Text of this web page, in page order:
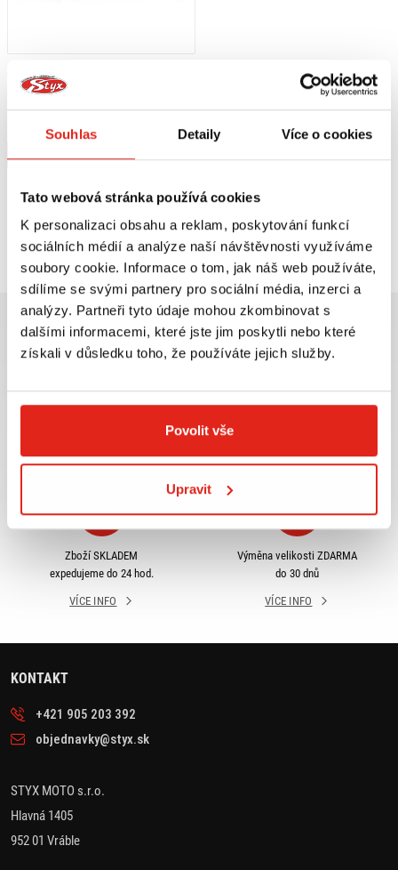
Souhlas Detaily Více o cookies
Tato webová stránka používá cookies
K personalizaci obsahu a reklam, poskytování funkcí
sociálních médií a analýze naší návštěvnosti využíváme
soubory cookie. Informace o tom, jak náš web používáte,
sdílíme se svými partnery pro sociální média, inzerci a
analýzy. Partneři tyto údaje mohou zkombinovat s
dalšími informacemi, které jste jim poskytli nebo které
získali v důsledku toho, že používáte jejich služby.
Povolit vše
Upravit
SW MOTECH KRYTY RUKOU KOBRA
Na objednávku
Koupit
Prohlédli jste si1z1produktů
Největší výběr moto
VÍCE INFO
Doprava ZDARMA pro
VÍCE INFO
Zboží SKLADEM
expedujeme do 24 hod.
VÍCE INFO
Výměna velikosti ZDARMA
do 30 dnů
VÍCE INFO
KONTAKT
+421 905 203 392
objednavky@styx.sk
STYX MOTO s.r.o.
Hlavná 1405
952 01 Vráble